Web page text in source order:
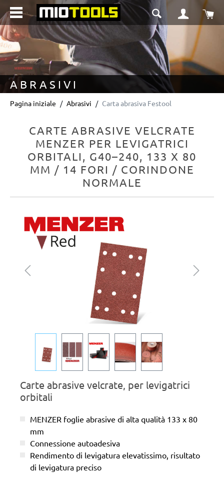
principale Il
ABRASIVI
Pagina iniziale Abrasivi Carta abrasiva Festool
CARTE ABRASIVE VELCRATE
MENZER PER LEVIGATRICI
ORBITALI, G40–240, 133 X 80
MM / 14 FORI / CORINDONE
NORMALE
Salta la galleria di immagini
Carte abrasive velcrate, per levigatrici
orbitali
MENZER foglie abrasive di alta qualità 133 x 80
mm
Connessione autoadesiva
Rendimento di levigatura elevatissimo, risultato
di levigatura preciso